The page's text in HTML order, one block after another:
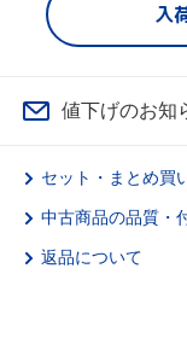
入
値下げのお知
セット・まとめ買
中古商品の品質・
返品について